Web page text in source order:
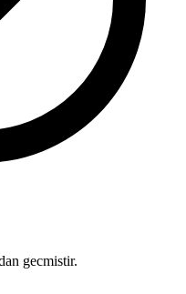
gecmistir.